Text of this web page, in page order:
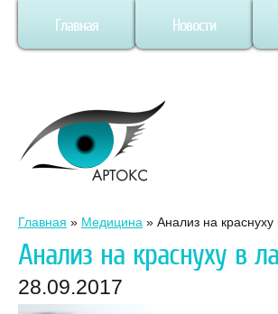
Главная Новости
Главная » Медицина » Анализ на
Анализ на краснуху в
28.09.2017